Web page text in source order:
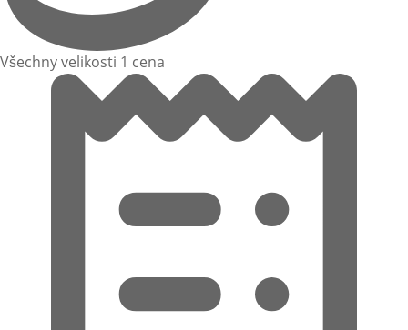
Všechny velikosti 1 cena